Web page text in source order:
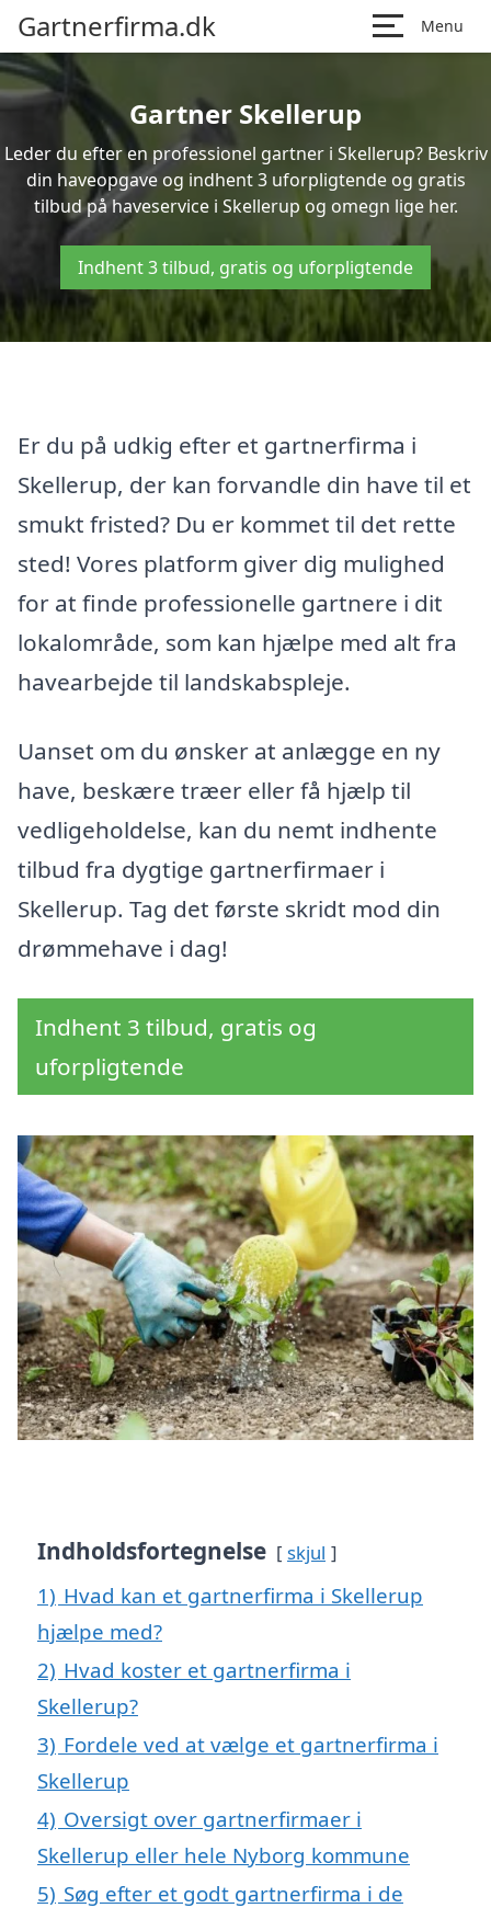
Gartnerfirma.dk Menu
Gartner Skellerup
Leder du efter en professionel gartner i Skellerup? Beskriv
din haveopgave og indhent 3 uforpligtende og gratis
tilbud på haveservice i Skellerup og omegn lige her.
Indhent 3 tilbud, gratis og uforpligtende
Er du på udkig efter et gartnerfirma i
Skellerup, der kan forvandle din have til et
smukt fristed? Du er kommet til det rette
sted! Vores platform giver dig mulighed
for at finde professionelle gartnere i dit
lokalområde, som kan hjælpe med alt fra
havearbejde til landskabspleje.
Uanset om du ønsker at anlægge en ny
have, beskære træer eller få hjælp til
vedligeholdelse, kan du nemt indhente
tilbud fra dygtige gartnerfirmaer i
Skellerup. Tag det første skridt mod din
drømmehave i dag!
Indhent 3 tilbud, gratis og
uforpligtende
Indholdsfortegnelse skjul
1) Hvad kan et gartnerfirma i Skellerup
hjælpe med?
2) Hvad koster et gartnerfirma i
Skellerup?
3) Fordele ved at vælge et gartnerfirma i
Skellerup
4) Oversigt over gartnerfirmaer i
Skellerup eller hele Nyborg kommune
5) Søg efter et godt gartnerfirma i de